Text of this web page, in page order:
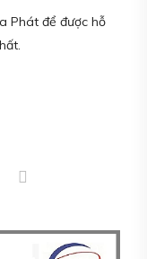
Phát để được hỗ